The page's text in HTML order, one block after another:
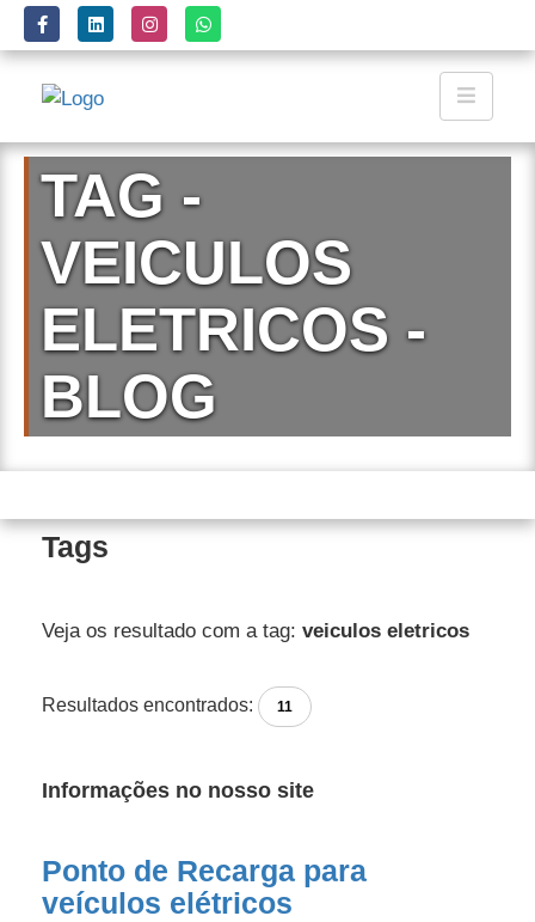
TAG -
VEICULOS
ELETRICOS -
BLOG
Tags
Veja os resultado com a tag: veiculos eletricos
Resultados encontrados: 11
Informações no nosso site
Ponto de Recarga para
veículos elétricos